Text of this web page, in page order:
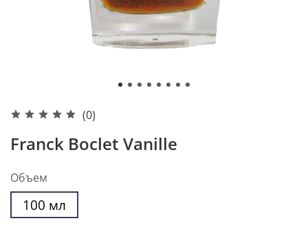
(0)
Franck Boclet Vanille
Объем
100 мл